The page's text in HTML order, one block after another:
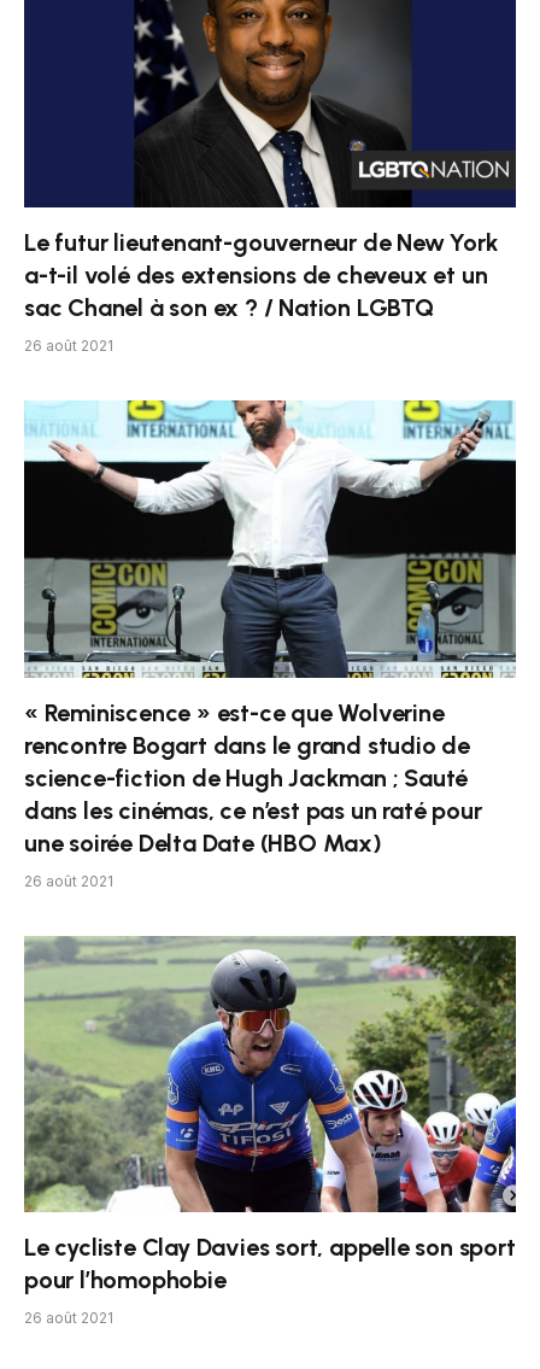
Le futur lieutenant-gouverneur de New York
a-t-il volé des extensions de cheveux et un
sac Chanel à son ex ? / Nation LGBTQ
26 août 2021
« Reminiscence » est-ce que Wolverine
rencontre Bogart dans le grand studio de
science-fiction de Hugh Jackman ; Sauté
dans les cinémas, ce n’est pas un raté pour
une soirée Delta Date (HBO Max)
26 août 2021
Le cycliste Clay Davies sort, appelle son sport
pour l’homophobie
26 août 2021